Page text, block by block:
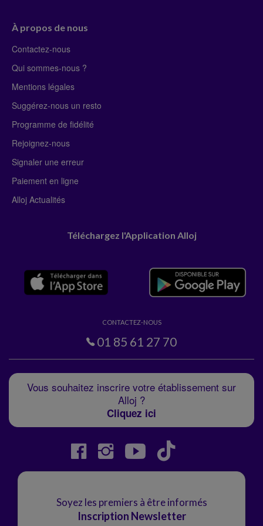
À propos de nous
Contactez-nous
Qui sommes-nous ?
Mentions légales
Suggérez-nous un resto
Programme de fidélité
Rejoignez-nous
Signaler une erreur
Paiement en ligne
Alloj Actualités
Téléchargez l'Application Alloj
CONTACTEZ-NOUS
01 85 61 27 70
Vous souhaitez inscrire votre établissement sur
Alloj ?
Cliquez ici
Soyez les premiers à être informés
Inscription Newsletter